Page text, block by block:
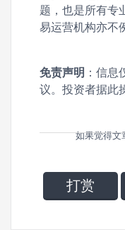
题，也是所有专
易运营机构亦不
免责声明 ：信
议。投资者据此
如果觉得文
打赏